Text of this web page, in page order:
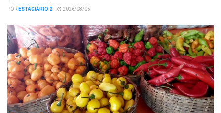
PORESTAGIÁRIO 2 2026/08/05